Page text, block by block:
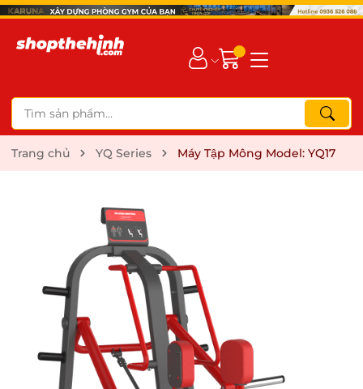
Trang chủ YQ Series Máy Tập Mông Model: YQ17